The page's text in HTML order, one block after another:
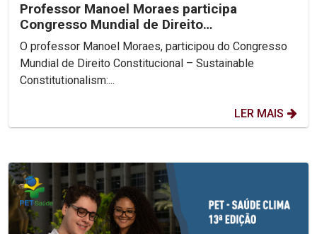
Professor Manoel Moraes participa
Congresso Mundial de Direito
Constitucional, na Colômbia.
O professor Manoel Moraes, participou do Congresso
Mundial de Direito Constitucional – Sustainable
Constitutionalism:...
LER MAIS